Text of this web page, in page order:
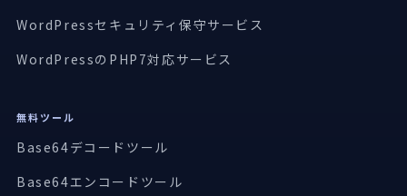
WordPressセキュリティ保守サービス
WordPressのPHP7対応サービス
無料ツール
Base64デコードツール
Base64エンコードツール